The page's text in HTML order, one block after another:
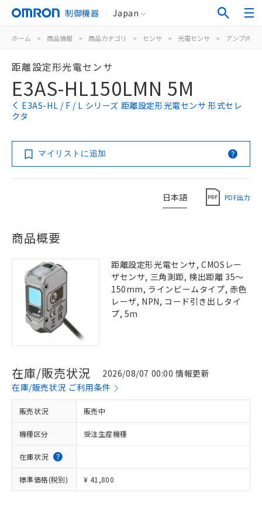
制御機器 Japan
ホーム > 商品情報 > 商品カテゴリ > センサ > 光電センサ > アンプ内蔵
距離設定形光電センサ
E3AS-HL150LMN 5M
E3AS-HL / F / L シリーズ 距離設定形光電センサ 形式セレ
クタ
マイリストに追加
日本語 PDF出力
商品概要
距離設定形光電センサ, CMOSレー
ザセンサ, 三角測距, 検出距離 35～
150mm, ラインビームタイプ, 赤色
レーザ, NPN, コード引き出しタイ
プ, 5m
在庫/販売状況
2026/08/07 00:00 情報更新
在庫/販売状況 ご利用条件
販売状況 販売中
機種区分 受注生産機種
在庫状況
標準価格(税別) ¥ 41,800